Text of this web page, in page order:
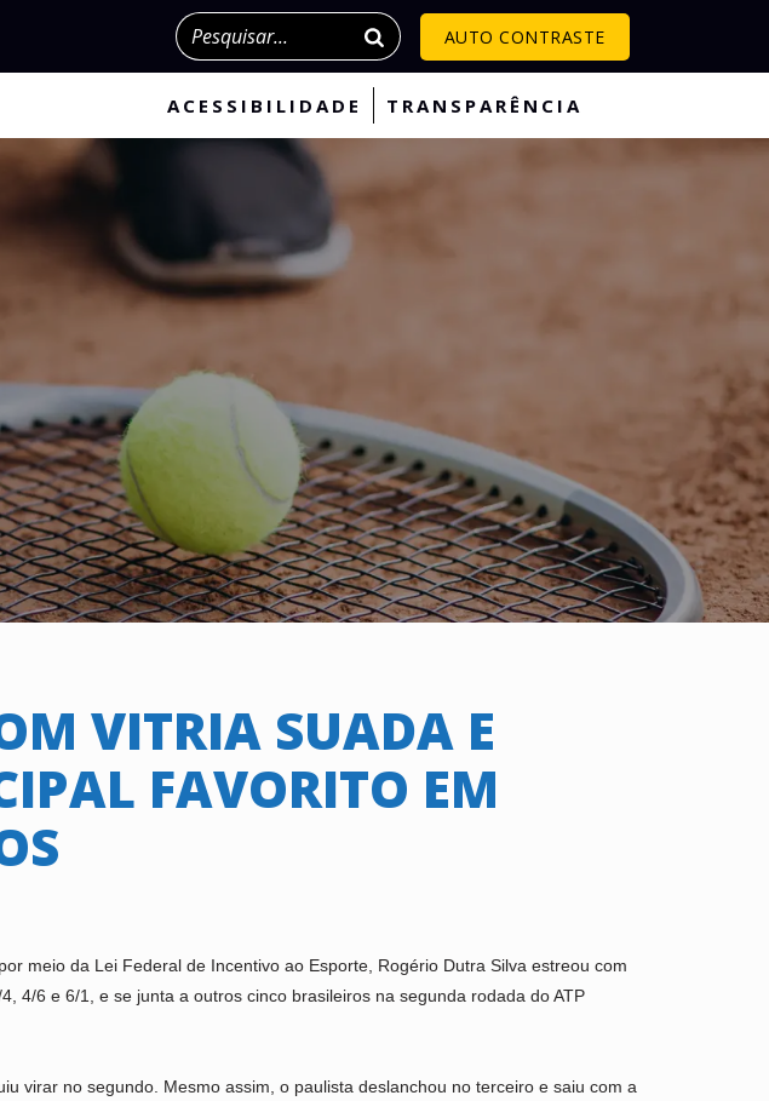
Pesquisar AUTO CONTRASTE
ACESSIBILIDADE TRANSPARÊNCIA
VITRIA SUADA E
FAVORITO EM
meio da Lei Federal de Incentivo ao Esporte, Rogério Dutra Silva estreou com
4/6 e 6/1, e se junta a outros cinco brasileiros na segunda rodada do ATP
virar no segundo. Mesmo assim, o paulista deslanchou no terceiro e saiu com a